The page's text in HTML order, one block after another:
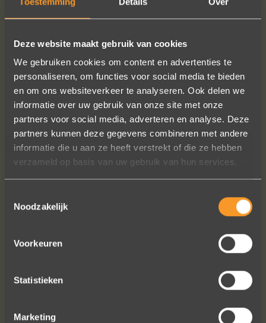
Deze website maakt gebruik van cookies
We gebruiken cookies om content en advertenties te
personaliseren, om functies voor social media te bieden
en om ons websiteverkeer te analyseren. Ook delen we
informatie over uw gebruik van onze site met onze
partners voor social media, adverteren en analyse. Deze
partners kunnen deze gegevens combineren met andere
informatie die u aan ze heeft verstrekt of die ze hebben
verzameld op basis van uw gebruik van hun services.
Noodzakelijk
Voorkeuren
Statistieken
Marketing